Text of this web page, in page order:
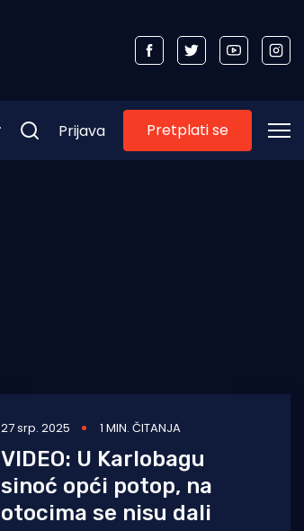
Prijava Pretplati se
27 srp. 2025 1 MIN. ČITANJA
VIDEO: U Karlobagu
sinoć opći potop, na
otocima se nisu dali